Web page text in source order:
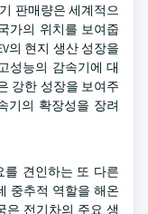
판매량은 세계적으
가의 위치를 보여줍
의 현지 생산 성장을
성능의 감속기에 대
강한 성장을 보여주
기의 확장성을 장려
를 견인하는 또 다른
중추적 역할을 해온
은 전기차의 주요 생